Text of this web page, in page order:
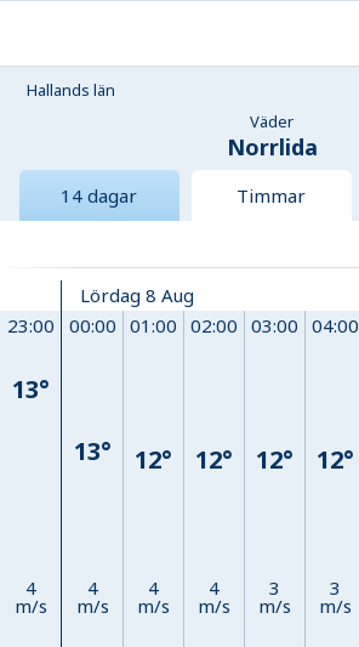
Hallands län
Väder
Norrlida
14 dagar Timmar
23:00
13°
4
m/s
Lördag 8 Aug
00:00
13°
4
m/s
01:00
12°
4
m/s
02:00
12°
4
m/s
03:00
12°
3
m/s
04:00
12°
3
m/s